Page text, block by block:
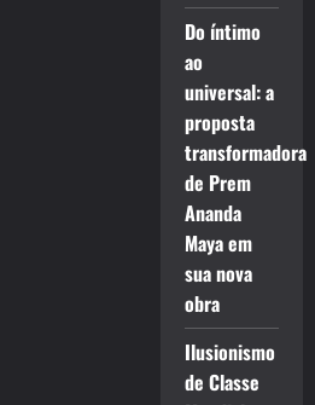
Do íntimo
ao
universal: a
proposta
transformadora
de Prem
Ananda
Maya em
sua nova
obra
Ilusionismo
de Classe